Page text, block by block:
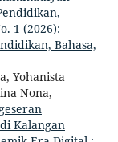
1 (2026):
Bahasa,
Yohanista
Nona,
Kalangan